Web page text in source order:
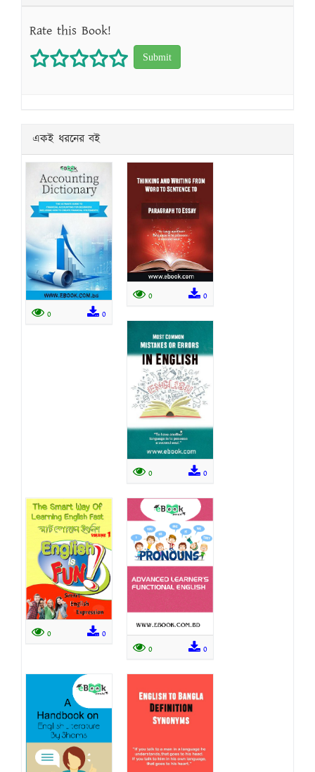
Rate this Book!
5 stars
4 stars
3 stars
2 stars
1 star
একই ধরনের বই
0 0
0 0
0 0
0
0
0
0